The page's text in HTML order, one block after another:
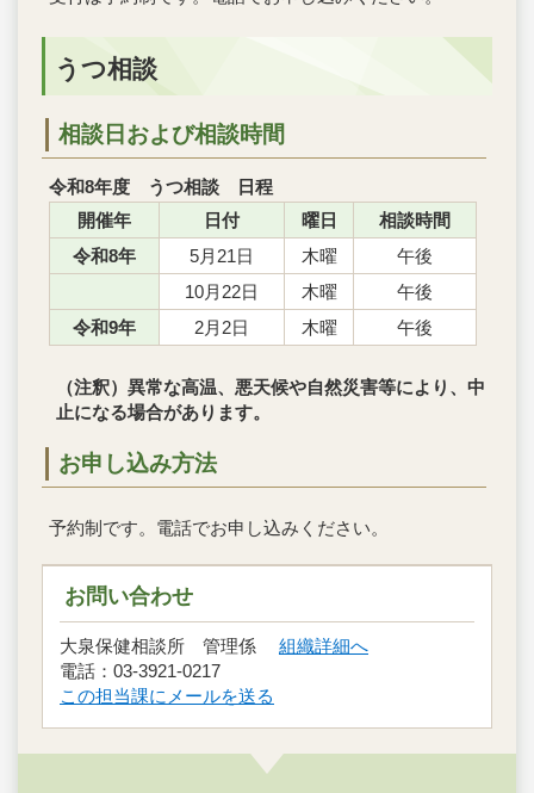
うつ相談
相談日および相談時間
令和8年度 うつ相談 日程
開催年
日付 曜日
相談時間
令和8年
5月21日 木曜
午後
10月22日
木曜
午後
令和9年
2月2日 木曜 午後
（注釈）異常な高温、悪天候や自然災害等により、中
止になる場合があります。
お申し込み方法
予約制です。電話でお申し込みください。
お問い合わせ
大泉保健相談所 管理係 組織詳細へ
電話：03-3921-0217
この担当課にメールを送る